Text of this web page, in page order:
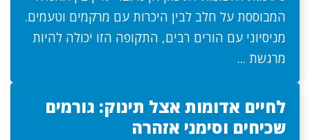
המבוססת על חלב לבין היכרות עם מרקמים וטעמים.
מניסיוני עם הורים רבים, התקופה הזו יכולה להיות
מרגשת ...
לחיים אדומות אצל תינוק: גורמים
שכיחים וסימני אזהרה